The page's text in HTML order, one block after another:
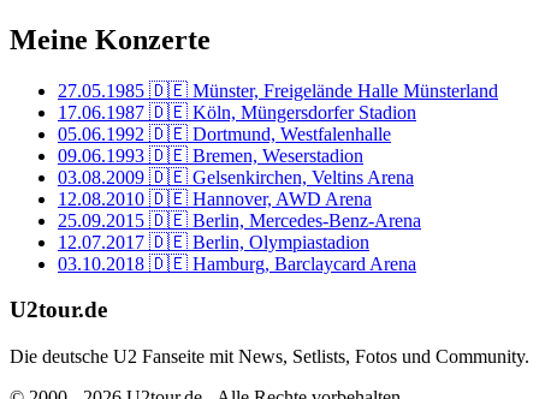
Meine Konzerte
27.05.1985 🇩🇪 Münster, Freigelände Halle Münsterland
17.06.1987 🇩🇪 Köln, Müngersdorfer Stadion
05.06.1992 🇩🇪 Dortmund, Westfalenhalle
09.06.1993 🇩🇪 Bremen, Weserstadion
03.08.2009 🇩🇪 Gelsenkirchen, Veltins Arena
12.08.2010 🇩🇪 Hannover, AWD Arena
25.09.2015 🇩🇪 Berlin, Mercedes-Benz-Arena
12.07.2017 🇩🇪 Berlin, Olympiastadion
03.10.2018 🇩🇪 Hamburg, Barclaycard Arena
U2tour.de
Die deutsche U2 Fanseite mit News, Setlists, Fotos und Community.